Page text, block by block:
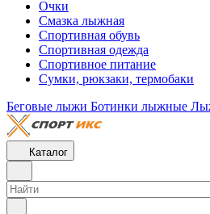
Очки
Смазка лыжная
Спортивная обувь
Спортивная одежда
Спортивное питание
Сумки, рюкзаки, термобаки
Беговые лыжи Ботинки лыжные
Каталог